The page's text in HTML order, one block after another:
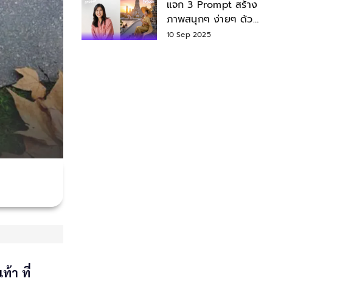
ท้า ที่
แจก 3 Prompt สร้าง
ภาพสนุกๆ ง่ายๆ ด้วย
Nano Banana ใน
10 Sep 2025